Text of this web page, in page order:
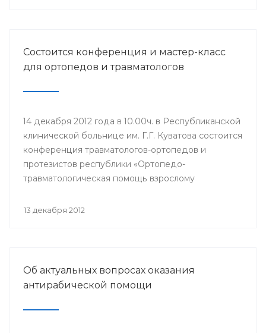
Состоится конференция и мастер-класс
для ортопедов и травматологов
14 декабря 2012 года в 10.00ч. в Республиканской
клинической больнице им. Г.Г. Куватова состоится
конференция травматологов-ортопедов и
протезистов республики «Ортопедо-
травматологическая помощь взрослому
Мероприятие организовано Минздравом РБ в
13 декабря 2012
Об актуальных вопросах оказания
антирабической помощи